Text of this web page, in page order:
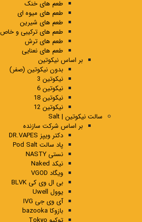
طعم های خنک
طعم های میوه ای
طعم های شیرین
طعم های ترکیبی و خاص
طعم های ترش
طعم های نعنایی
بر اساس نیکوتین
بدون نیکوتین (صفر)
نیکوتین 3
نیکوتین 6
نیکوتین 18
نیکوتین 12
سالت نیکوتین | Salt
بر اساس شرکت سازنده
دکتر ویپز DR.VAPES
پاد سالت Pod Salt
نستی NASTY
نیکد Naked
ویگاد VGOD
بی ال وی کی BLVK
یوول Uwell
آی وی جی IVG
بازوکا bazooka